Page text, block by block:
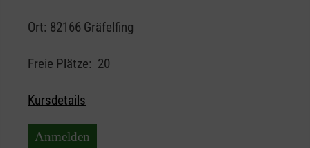
Ort: 82166 Gräfelfing
Freie Plätze: 20
Kursdetails
Anmelden